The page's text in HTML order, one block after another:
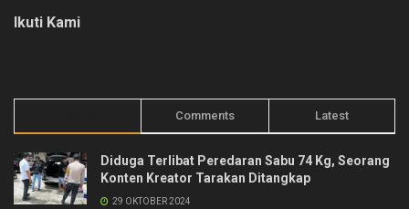
Ikuti Kami
Comments Latest
Diduga Terlibat Peredaran Sabu 74 Kg, Seorang
Konten Kreator Tarakan Ditangkap
29 OKTOBER 2024